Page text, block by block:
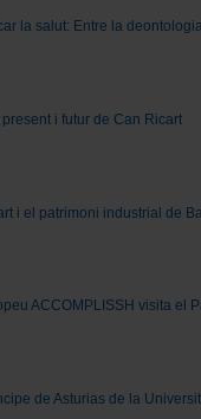
la salut: Entre la
i futur de Can Ricart
i el patrimoni industrial de
ACCOMPLISSH visita el
de Asturias de la